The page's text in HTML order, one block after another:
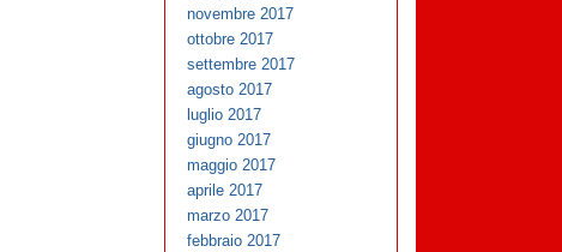
novembre 2017
ottobre 2017
settembre 2017
agosto 2017
luglio 2017
giugno 2017
maggio 2017
aprile 2017
marzo 2017
febbraio 2017